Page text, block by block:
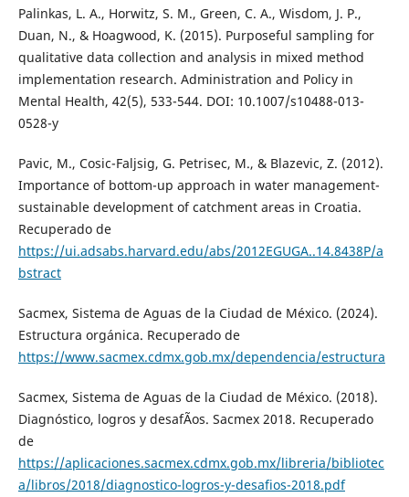
Palinkas, L. A., Horwitz, S. M., Green, C. A., Wisdom, J. P.,
Duan, N., & Hoagwood, K. (2015). Purposeful sampling for
qualitative data collection and analysis in mixed method
implementation research. Administration and Policy in
Mental Health, 42(5), 533-544. DOI: 10.1007/s10488-013-
0528-y
Pavic, M., Cosic-Faljsig, G. Petrisec, M., & Blazevic, Z. (2012).
Importance of bottom-up approach in water management-
sustainable development of catchment areas in Croatia.
Recuperado de
https://ui.adsabs.harvard.edu/abs/2012EGUGA..14.8438P/a
bstract
Sacmex, Sistema de Aguas de la Ciudad de México. (2024).
Estructura orgánica. Recuperado de
https://www.sacmex.cdmx.gob.mx/dependencia/estructura
Sacmex, Sistema de Aguas de la Ciudad de México. (2018).
Diagnóstico, logros y desafÃ­os. Sacmex 2018. Recuperado
de
https://aplicaciones.sacmex.cdmx.gob.mx/libreria/bibliotec
a/libros/2018/diagnostico-logros-y-desafios-2018.pdf